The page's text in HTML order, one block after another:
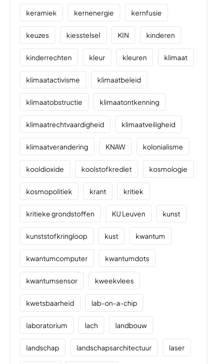
keramiek kernenergie kernfusie
keuzes kiesstelsel KIN kinderen
kinderrechten kleur kleuren klimaat
klimaatactivisme klimaatbeleid
klimaatobstructie klimaatontkenning
klimaatrechtvaardigheid klimaatveiligheid
klimaatverandering KNAW kolonialisme
kooldioxide koolstofkrediet kosmologie
kosmopolitiek krant kritiek
kritieke grondstoffen KU Leuven kunst
kunststofkringloop kust kwantum
kwantumcomputer kwantumdots
kwantumsensor kweekvlees
kwetsbaarheid lab-on-a-chip
laboratorium lach landbouw
landschap landschapsarchitectuur laser